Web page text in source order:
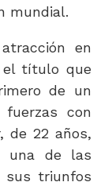
mundial.
en
el título que
de un
con
de 22 años,
una de las
sus triunfos